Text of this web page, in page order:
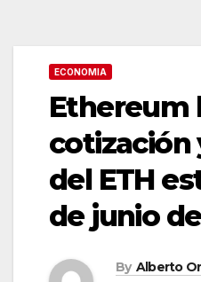
ECONOMIA
Ethereum
cotización
del ETH
de junio
By Alberto